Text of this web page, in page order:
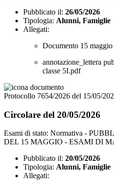
Pubblicato il: 26/05/2026
Tipologia: Alunni, Famiglie
Allegati:
Documento 15
annotazione_lettera
classe 5I.pdf
Protocollo 7654/2026 del 15/05/
Circolare del 20/05/2026
Esami di stato: Normativa -
DEL 15 MAGGIO - ESAMI DI
Pubblicato il: 20/05/2026
Tipologia: Alunni, Famiglie
Allegati: